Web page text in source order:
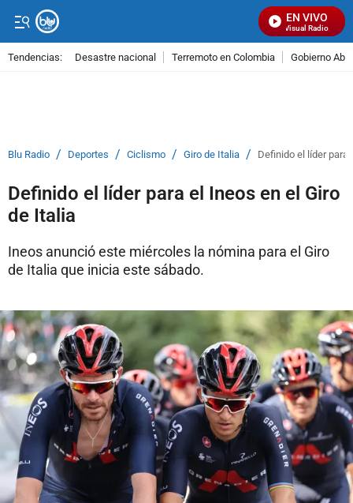
EN VIVO
Señal Visual Radio
Tendencias: Desastre nacional Terremoto en Colombia Gobierno
Blu Radio / Deportes / Ciclismo / Giro de Italia / Definido el líder para
Definido el líder para el Ineos en el Giro
de Italia
Ineos anunció este miércoles la nómina para el Giro
de Italia que inicia este sábado.